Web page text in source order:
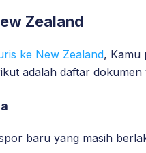
Zealand
ke New Zealand, Kamu
adalah daftar
baru yang masih